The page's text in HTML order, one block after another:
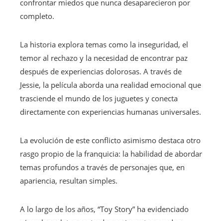
confrontar miedos que nunca desaparecieron por
completo.
La historia explora temas como la inseguridad, el
temor al rechazo y la necesidad de encontrar paz
después de experiencias dolorosas. A través de
Jessie, la película aborda una realidad emocional que
trasciende el mundo de los juguetes y conecta
directamente con experiencias humanas universales.
La evolución de este conflicto asimismo destaca otro
rasgo propio de la franquicia: la habilidad de abordar
temas profundos a través de personajes que, en
apariencia, resultan simples.
A lo largo de los años, “Toy Story” ha evidenciado